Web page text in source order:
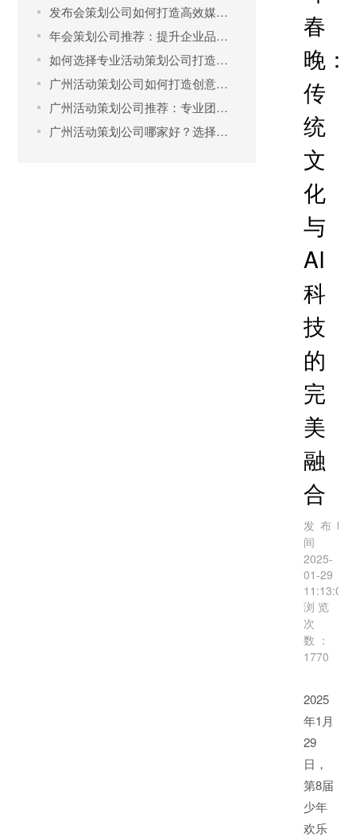
发布会策划公司如何打造高效媒体传播
年会策划公司推荐：提升企业品牌的关键策略
如何选择专业活动策划公司打造完美庆典？
广州活动策划公司如何打造创意营销活动
广州活动策划公司推荐：专业团队助力品牌推广
广州活动策划公司哪家好？选择优质策划公司的关键要素
春
晚：
传
统
文
化
与
AI
科
技
的
完
美
融
合
发布时
间：
2025-
01-29
11:13:09
浏览
次
数：
1770
2025
年1月
29
日，
第8届
少年
欢乐